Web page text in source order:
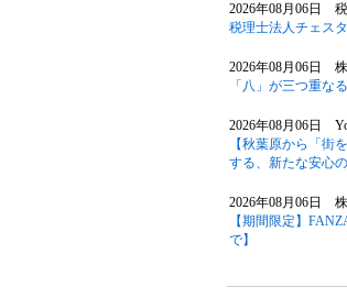
2026年08月06日
税理士法人チェス
2026年08月06日
「八」が三つ重な
2026年08月06日
【秋葉原から「街
する、新たな安心
2026年08月06日
【期間限定】
で】